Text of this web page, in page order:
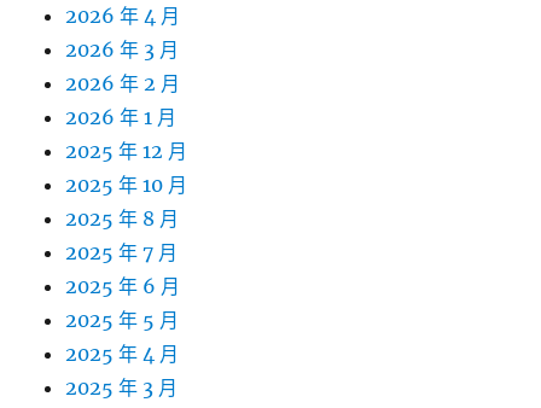
2026 年 4 月
2026 年 3 月
2026 年 2 月
2026 年 1 月
2025 年 12 月
2025 年 10 月
2025 年 8 月
2025 年 7 月
2025 年 6 月
2025 年 5 月
2025 年 4 月
2025 年 3 月